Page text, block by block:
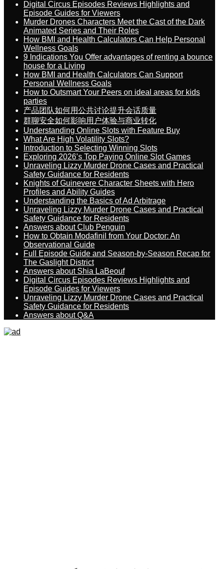
Digital Circus Episodes Reviews Highlights and
Episode Guides for Viewers
Murder Drones Characters Meet the Cast of the Dark
Animated Series and Their Roles
How BMI and Health Calculators Can Help Personal
Wellness Goals
9 Indications You Offer advantages of renting a bounce
house for a Living
How BMI and Health Calculators Can Support
Personal Wellness Goals
How to Outsmart Your Peers on ideal areas for kids
parties
产品团队如何用公共讨论提升会话质量
群聊安全如何影响用户体验与商业转化
Understanding Online Slots with Feature Buy
What Are High Volatility Slots?
Introduction to Selecting Winning Slots
Exploring 2026’s Top Paying Online Slot Games
Unraveling Lizzy Murder Drone Cases and Practical
Safety Guidance for Residents
Knights of Guinevere Character Sheets with Hero
Profiles and Ability Guides
Understanding the Basics of Ad Arbitrage
Unraveling Lizzy Murder Drone Cases and Practical
Safety Guidance for Residents
Answers about Club Penguin
How to Obtain Modafinil from Your Doctor: An
Observational Guide
Full Episode Guide and Season-by-Season Recap for
The Gaslight District
Answers about Shia LaBeouf
Digital Circus Episodes Reviews Highlights and
Episode Guides for Viewers
Unraveling Lizzy Murder Drone Cases and Practical
Safety Guidance for Residents
Answers about Q&A